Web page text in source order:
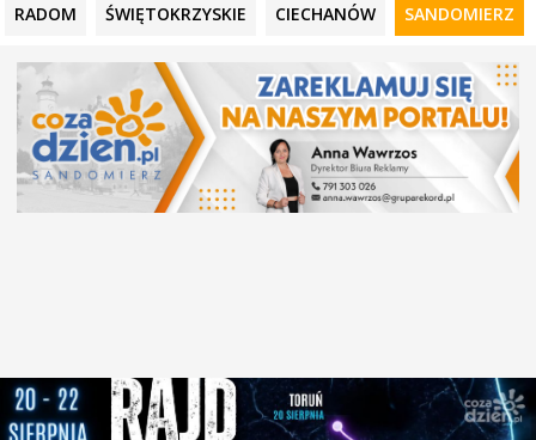
RADOM ŚWIĘTOKRZYSKIE CIECHANÓW SANDOMIERZ